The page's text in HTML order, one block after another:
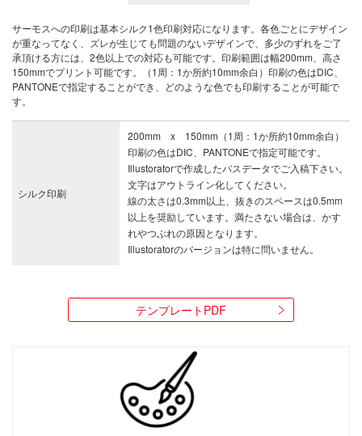
サーモスへの印刷は基本シルク1色印刷対応になります。各色ごとにデザイン
が重なってなく、ズレが生じても問題のないデザインで、多少のずれをご了
承頂ける方には、2色以上での対応も可能です。印刷範囲は幅200mm、高さ
150mmでプリント可能です。（1周：1か所約10mm余白）印刷の色はDIC、
PANTONEで指定することができ、どのような色でも印刷することが可能で
す。
シルク印刷
200mm x 150mm（1周：1か所約10mm余白）
印刷の色はDIC、PANTONEで指定可能です。
Illustoratorで作成したパスデータでご入稿下さい。
文字はアウトライン化してください。
線の太さは0.3mm以上、抜きのスペースは0.5mm
以上を奨励しています。満たさない場合は、かす
れやつぶれの原因となります。
Illustoratorのバージョンは特に問いません。
テンプレートPDF